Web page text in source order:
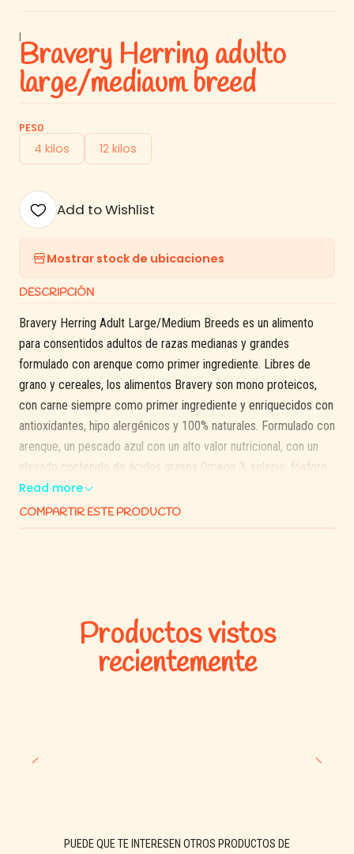
|
Bravery Herring adulto
large/mediaum breed
PESO
4 kilos 12 kilos
Add to Wishlist
Mostrar stock de ubicaciones
DESCRIPCIÓN
Bravery Herring Adult Large/Medium Breeds es un alimento
para consentidos adultos de razas medianas y grandes
formulado con arenque como primer ingrediente. Libres de
grano y cereales, los alimentos Bravery son mono proteicos,
con carne siempre como primer ingrediente y enriquecidos con
antioxidantes, hipo alergénicos y 100% naturales. Formulado con
arenque, un pescado azul con un alto valor nutricional, con un
elevado contenido de ácidos grasos Omega 3, selenio, fósforo
y de las vitaminas B6, B12, niacina y vitamina D, que permiten un
crecimiento corporal y un desarrollo cognitivo adecuado.
Read more
COMPARTIR ESTE PRODUCTO
Productos vistos
recientemente
PUEDE QUE TE INTERESEN OTROS PRODUCTOS DE